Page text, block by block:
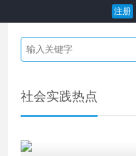
注册
社会实践热点